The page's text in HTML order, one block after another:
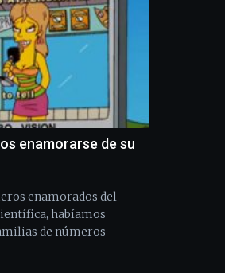
enamorarse de su
enamorados del
habíamos
de números